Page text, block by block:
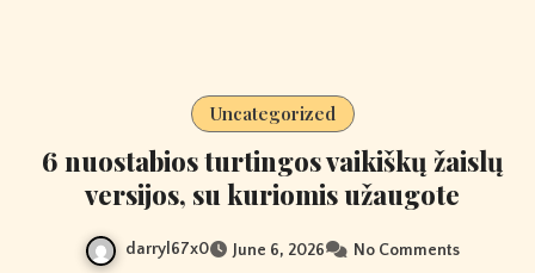
Uncategorized
6 nuostabios turtingos vaikiškų žaislų
versijos, su kuriomis užaugote
darryl67x0 June 6, 2026 No Comments